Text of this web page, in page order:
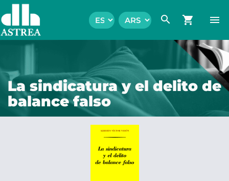
search shopping_cart menu
La sindicatura y el delito de
balance falso